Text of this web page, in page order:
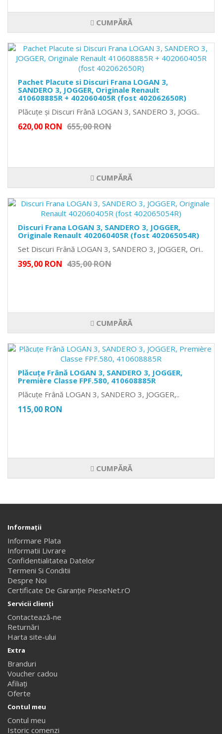
CUMPĂRĂ
Pachet Placute si Discuri Frana LOGAN 3,
SANDERO 3, JOGGER, Originale Renault
410608885R + 402060405R (fost 402062650R)
Plăcuțe și Discuri Frână LOGAN 3, SANDERO 3, JOGG..
620,00 RON 655,00 RON
CUMPĂRĂ
Discuri Frana LOGAN 3, SANDERO 3, JOGGER,
Originale Renault 402060405R (fost 402065054R)
Set Discuri Frână LOGAN 3, SANDERO 3, JOGGER, Ori..
395,00 RON 435,00 RON
CUMPĂRĂ
Plăcuțe Frână LOGAN 3, SANDERO 3, JOGGER,
Première Classe FPF.580, 410608885R
Plăcuțe Frână LOGAN 3, SANDERO 3, JOGGER,..
115,00 RON
CUMPĂRĂ
Informaţii
Informare Plata
Informatii Livrare
Confidentialitatea Datelor
Termeni Si Conditii
Despre Noi
Certificate De Garanție PieseNet.rO
Servicii clienţi
Contactează-ne
Returnări
Harta site-ului
Extra
Branduri
Voucher cadou
Afiliaţi
Oferte
Contul meu
Contul meu
Istoric comenzi